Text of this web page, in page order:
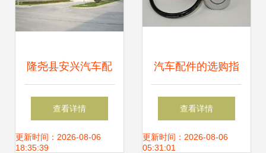
隆尧县安兴汽车配
件厂 深耕配件领域
助力汽修未来
查看详情
更新时间：2026-08-06
18:35:39
汽车配件的选购指
南 以丰田佳美保险
杠倒车雷达侦测器
查看详情
更新时间：2026-08-06
05:31:01